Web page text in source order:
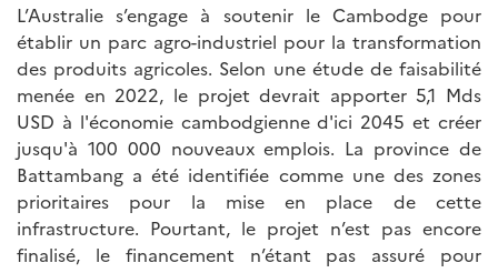
L’Australie s’engage à soutenir le Cambodge pour
établir un parc agro-industriel pour la transformation
des produits agricoles. Selon une étude de faisabilité
menée en 2022, le projet devrait apporter 5,1 Mds
USD à l'économie cambodgienne d'ici 2045 et créer
jusqu'à 100 000 nouveaux emplois. La province de
Battambang a été identifiée comme une des zones
prioritaires pour la mise en place de cette
infrastructure. Pourtant, le projet n’est pas encore
finalisé, le financement n’étant pas assuré pour